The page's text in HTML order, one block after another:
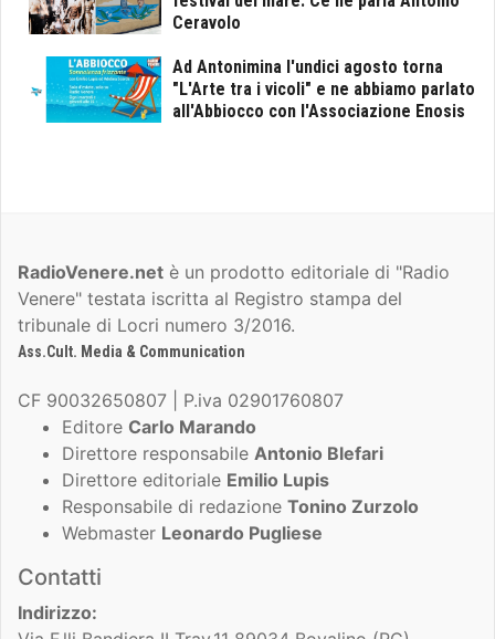
Ceravolo
Ad Antonimina l'undici agosto torna
"L'Arte tra i vicoli" e ne abbiamo parlato
all'Abbiocco con l'Associazione Enosis
RadioVenere.net è un prodotto editoriale di "Radio
Venere" testata iscritta al Registro stampa del
tribunale di Locri numero 3/2016.
Ass.Cult. Media & Communication
CF 90032650807 | P.iva 02901760807
Editore Carlo Marando
Direttore responsabile Antonio Blefari
Direttore editoriale Emilio Lupis
Responsabile di redazione Tonino Zurzolo
Webmaster Leonardo Pugliese
Contatti
Indirizzo: